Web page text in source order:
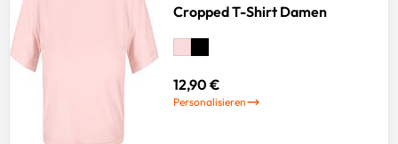
Cropped T-Shirt Damen
12,90 €
Personalisieren